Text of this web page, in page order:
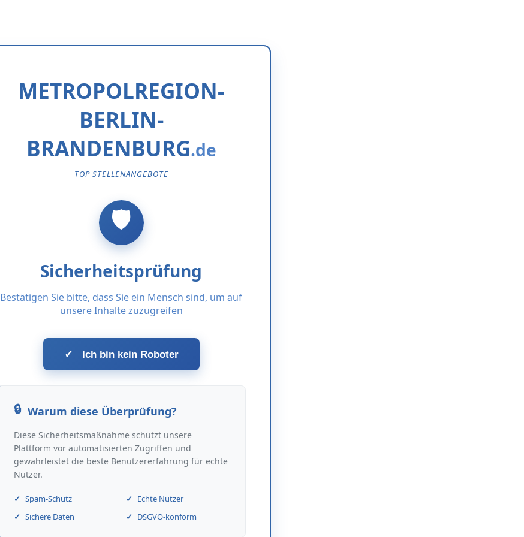
METROPOLREGION-
BERLIN-
BRANDENBURG
TOP STELLENANGEBOTE
Sicherheitsprüfung
Bestätigen Sie bitte, dass Sie ein Mensch sind, um auf
unsere Inhalte zuzugreifen
✓ Ich bin kein Roboter
Warum diese Überprüfung?
Diese Sicherheitsmaßnahme schützt unsere
Plattform vor automatisierten Zugriffen und
gewährleistet die beste Benutzererfahrung für echte
Nutzer.
Spam-Schutz
Echte Nutzer
Sichere Daten
DSGVO-konform